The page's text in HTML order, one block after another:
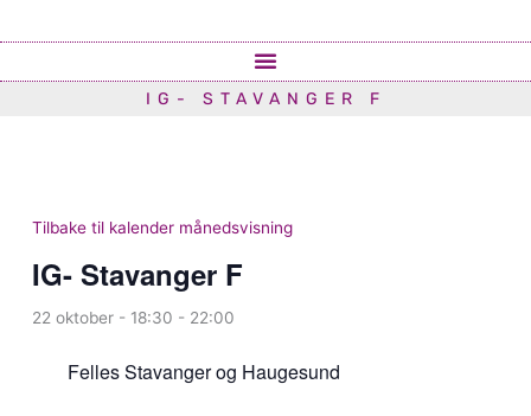
IG- STAVANGER F
Tilbake til kalender månedsvisning
IG- Stavanger F
22 oktober - 18:30 - 22:00
Felles Stavanger og Haugesund